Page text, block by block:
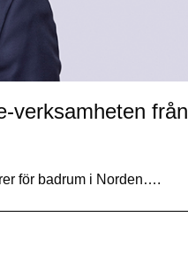
verksamheten från
för badrum i Norden….